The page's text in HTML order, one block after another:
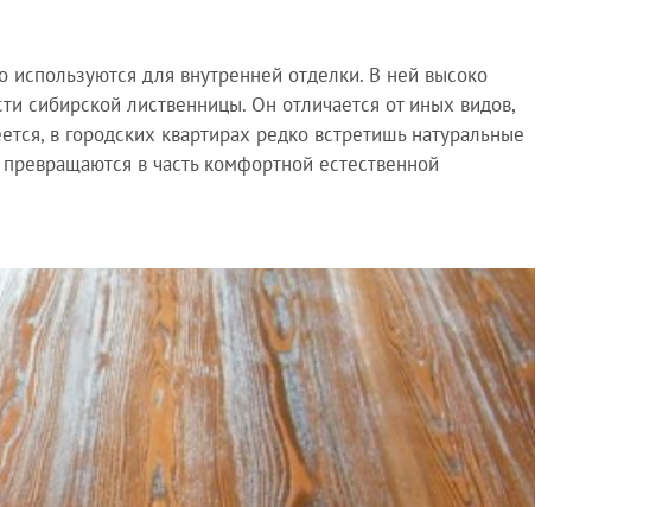
для внутренней отделки. В ней высоко
сибирской лиственницы. Он отличается от иных видов,
в городских квартирах редко встретишь натуральные
в часть комфортной естественной